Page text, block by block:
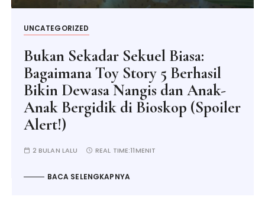
UNCATEGORIZED
Bukan Sekadar Sekuel Biasa:
Bagaimana Toy Story 5 Berhasil
Bikin Dewasa Nangis dan Anak-
Anak Bergidik di Bioskop (Spoiler
Alert!)
2 BULAN LALU REAL TIME:11MENIT
BACA SELENGKAPNYA